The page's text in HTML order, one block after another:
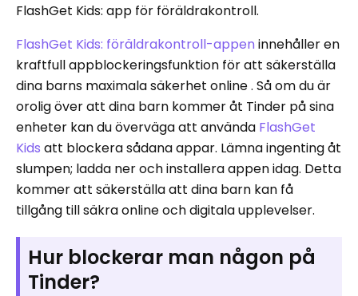
FlashGet Kids: app för föräldrakontroll.
FlashGet Kids: föräldrakontroll-appen innehåller en
kraftfull appblockeringsfunktion för att säkerställa
dina barns maximala säkerhet online . Så om du är
orolig över att dina barn kommer åt Tinder på sina
enheter kan du överväga att använda FlashGet
Kids att blockera sådana appar. Lämna ingenting åt
slumpen; ladda ner och installera appen idag. Detta
kommer att säkerställa att dina barn kan få
tillgång till säkra online och digitala upplevelser.
Hur blockerar man någon på
Tinder?